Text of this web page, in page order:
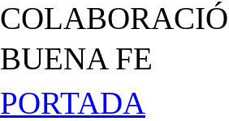
BUENA FE
PORTADA